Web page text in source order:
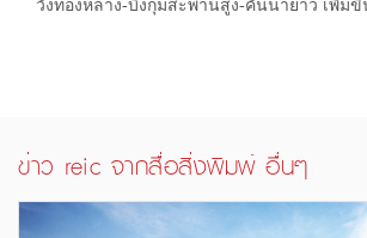
วังทองหลาง-บึงกุ่มสะพานสูง-คันนายาว เพิ่มขึ้
ข่าว reic จากสื่อสิ่งพิมพ์ อื่นๆ